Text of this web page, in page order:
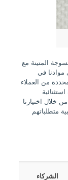
المتينة مع
موادنا في
من العملاء
خلال اختيارنا
متطلباتهم
الشركاء